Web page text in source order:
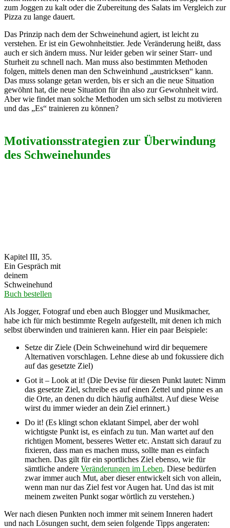
zum Joggen zu kalt oder die Zubereitung des Salats im Vergleich zur
Pizza zu lange dauert.
Das Prinzip nach dem der Schweinehund agiert, ist leicht zu
verstehen. Er ist ein Gewohnheitstier. Jede Veränderung heißt, dass
auch er sich ändern muss. Nur leider geben wir seiner Starr- und
Sturheit zu schnell nach. Man muss also bestimmten Methoden
folgen, mittels denen man den Schweinhund „austricksen“ kann.
Das muss solange getan werden, bis er sich an die neue Situation
gewöhnt hat, die neue Situation für ihn also zur Gewohnheit wird.
Aber wie findet man solche Methoden um sich selbst zu motivieren
und das „Es“ trainieren zu können?
Motivationsstrategien zur Überwindung
des Schweinehundes
Kapitel III, 35.
Ein Gespräch mit
deinem
Schweinehund
Buch bestellen
Als Jogger, Fotograf und eben auch Blogger und Musikmacher,
habe ich für mich bestimmte Regeln aufgestellt, mit denen ich mich
selbst überwinden und trainieren kann. Hier ein paar Beispiele:
Setze dir Ziele (Dein Schweinehund wird dir bequemere
Alternativen vorschlagen. Lehne diese ab und fokussiere dich
auf das gesetzte Ziel)
Got it – Look at it! (Die Devise für diesen Punkt lautet: Nimm
das gesetzte Ziel, schreibe es auf einen Zettel und pinne es an
die Orte, an denen du dich häufig aufhältst. Auf diese Weise
wirst du immer wieder an dein Ziel erinnert.)
Do it! (Es klingt schon eklatant Simpel, aber der wohl
wichtigste Punkt ist, es einfach zu tun. Man wartet auf den
richtigen Moment, besseres Wetter etc. Anstatt sich darauf zu
fixieren, dass man es machen muss, sollte man es einfach
machen. Das gilt für ein sportliches Ziel ebenso, wie für
sämtliche andere Veränderungen im Leben. Diese bedürfen
zwar immer auch Mut, aber dieser entwickelt sich von allein,
wenn man nur das Ziel fest vor Augen hat. Und das ist mit
meinem zweiten Punkt sogar wörtlich zu verstehen.)
Wer nach diesen Punkten noch immer mit seinem Inneren hadert
und nach Lösungen sucht, dem seien folgende Tipps angeraten: